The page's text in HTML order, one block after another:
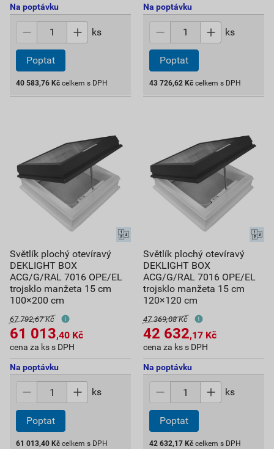
Na poptávku
ks
Poptat
40 583,76 Kč celkem s DPH
Na poptávku
ks
Poptat
43 726,62 Kč celkem s DPH
Světlík plochý otevíravý
DEKLIGHT BOX
ACG/G/RAL 7016 OPE/EL
trojsklo manžeta 15 cm
100×200 cm
67 792,67 Kč
61 013,40 Kč
cena za ks s DPH
Na poptávku
ks
Poptat
61 013,40 Kč celkem s DPH
Světlík plochý otevíravý
DEKLIGHT BOX
ACG/G/RAL 7016 OPE/EL
trojsklo manžeta 15 cm
120×120 cm
47 369,08 Kč
42 632,17 Kč
cena za ks s DPH
Na poptávku
ks
Poptat
42 632,17 Kč celkem s DPH